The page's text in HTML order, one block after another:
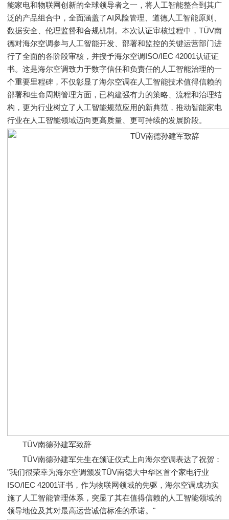
能家电和物联网创新的全球领导者之一，将人工智能整合到其广
泛的产品组合中，全面涵盖了AI风险管理、道德人工智能原则、
数据安全、伦理监督和合规机制。本次认证审核过程中，TÜV南
德对海尔空调参与人工智能开发、部署和监控的关键运营部门进
行了全面的各阶段审核，并授予海尔空调ISO/IEC 42001认证证
书。这是海尔空调致力于数字信任和负责任的人工智能治理的一
个重要里程碑，不仅彰显了海尔空调在人工智能技术值得信赖的
部署和生命周期管理方面，已构建强有力的策略、流程和治理结
构，更为行业树立了人工智能规范应用的新典范，推动智能家电
行业在人工智能领域迈向更高质量、更可持续的发展阶段。
TÜV南德孙建军致辞
TÜV南德孙建军先生在颁证仪式上向海尔空调表达了祝贺：
"我们很荣幸为海尔空调颁发TÜV南德大中华区首个家电行业
ISO/IEC 42001证书，作为物联网领域的先驱，海尔空调成功实
施了人工智能管理体系，突显了其在值得信赖的人工智能领域的
领导地位及其对最高运营诚信标准的承诺。"